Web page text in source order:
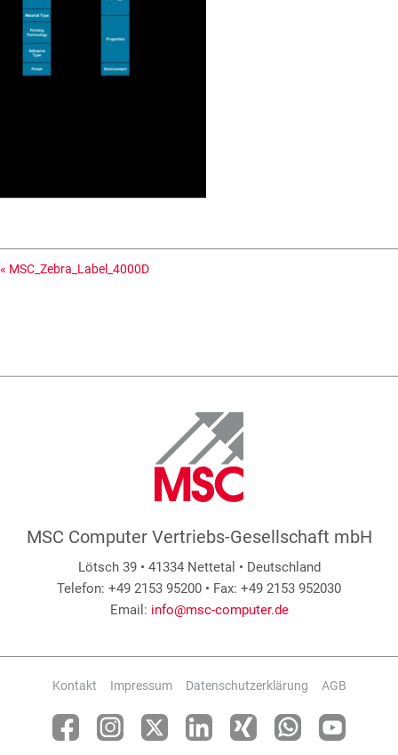
« MSC_Zebra_Label_4000D
MSC Computer Vertriebs-Gesellschaft mbH
Lötsch 39 • 41334 Nettetal • Deutschland
Telefon: +49 2153 95200 • Fax: +49 2153 952030
Email: info@msc-computer.de
Kontakt Impressum Datenschutzerklärung AGB